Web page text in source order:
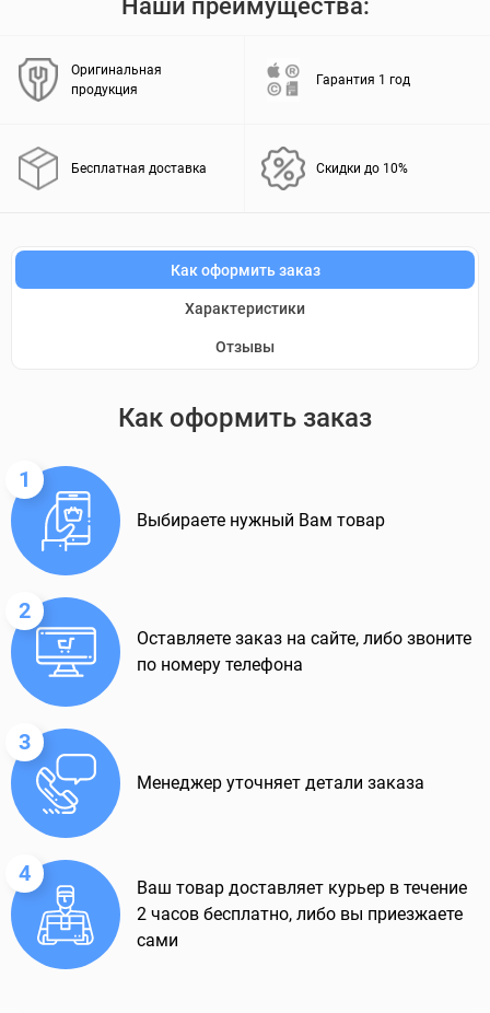
Наши преимущества:
Оригинальная
продукция
Гарантия 1 год
Бесплатная доставка Скидки до 10%
Как оформить заказ
Характеристики
Отзывы
Как оформить заказ
1
Выбираете нужный Вам товар
2
Оставляете заказ на сайте, либо звоните
по номеру телефона
3
Менеджер уточняет детали заказа
4
Ваш товар доставляет курьер в течение
2 часов бесплатно, либо вы приезжаете
сами